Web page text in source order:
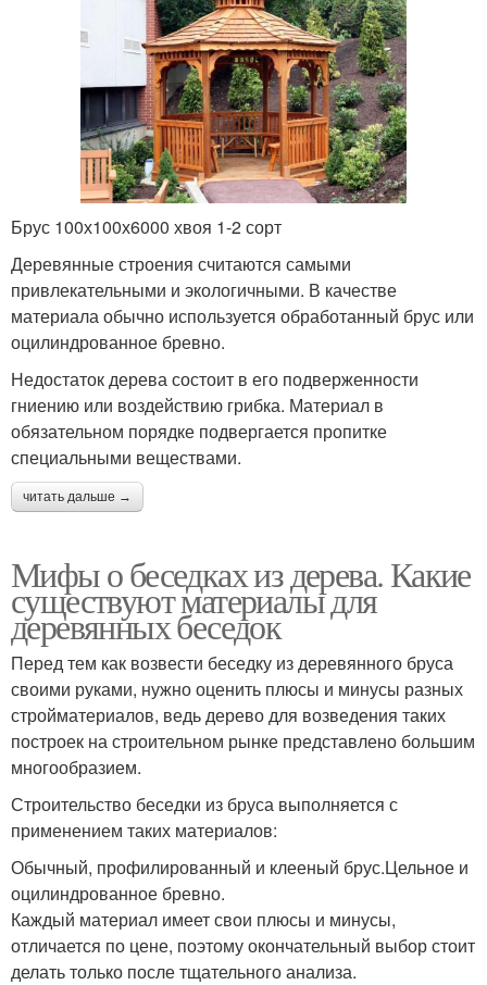
Брус 100х100х6000 хвоя 1-2 сорт
Деревянные строения считаются самыми
привлекательными и экологичными. В качестве
материала обычно используется обработанный брус или
оцилиндрованное бревно.
Недостаток дерева состоит в его подверженности
гниению или воздействию грибка. Материал в
обязательном порядке подвергается пропитке
специальными веществами.
читать дальше →
Мифы о беседках из дерева. Какие
существуют материалы для
деревянных беседок
Перед тем как возвести беседку из деревянного бруса
своими руками, нужно оценить плюсы и минусы разных
стройматериалов, ведь дерево для возведения таких
построек на строительном рынке представлено большим
многообразием.
Строительство беседки из бруса выполняется с
применением таких материалов:
Обычный, профилированный и клееный брус.Цельное и
оцилиндрованное бревно.
Каждый материал имеет свои плюсы и минусы,
отличается по цене, поэтому окончательный выбор стоит
делать только после тщательного анализа.